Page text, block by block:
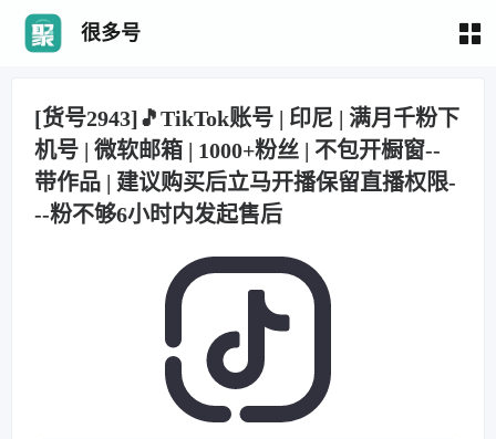
很多号
[货号2943]🎵TikTok账号 | 印尼 | 满月千粉下
机号 | 微软邮箱 | 1000+粉丝 | 不包开橱窗--
带作品 | 建议购买后立马开播保留直播权限-
--粉不够6小时内发起售后